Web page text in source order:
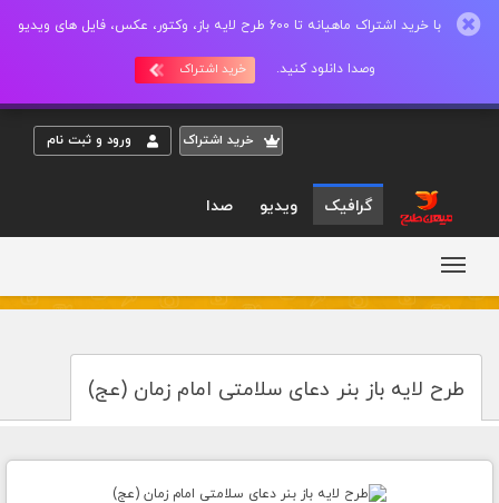
با خرید اشتراک ماهیانه تا 600 طرح لایه باز، وکتور، عکس، فایل های ویدیو
وصدا دانلود کنید. خرید اشتراک
خريد اشتراک ورود و ثبت نام
گرافیک ویدیو صدا
طرح لایه باز بنر دعای سلامتی امام زمان (عج)